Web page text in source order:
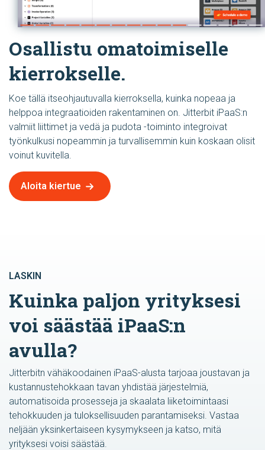
Osallistu omatoimiselle
kierrokselle.
Koe tällä itseohjautuvalla kierroksella, kuinka nopeaa ja
helppoa integraatioiden rakentaminen on. Jitterbit iPaaS:n
valmiit liittimet ja vedä ja pudota -toiminto integroivat
työnkulkusi nopeammin ja turvallisemmin kuin koskaan olisit
voinut kuvitella.
Aloita kiertue
LASKIN
Kuinka paljon yrityksesi
voi säästää iPaaS:n
avulla?
Jitterbitn vähäkoodainen iPaaS-alusta tarjoaa joustavan ja
kustannustehokkaan tavan yhdistää järjestelmiä,
automatisoida prosesseja ja skaalata liiketoimintaasi
tehokkuuden ja tuloksellisuuden parantamiseksi. Vastaa
neljään yksinkertaiseen kysymykseen ja katso, mitä
yrityksesi voisi säästää.